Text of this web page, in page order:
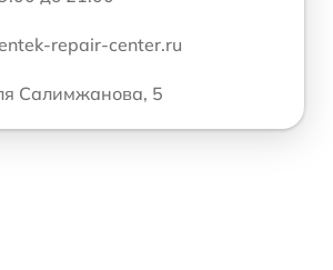
repair-center.ru
Салимжанова, 5